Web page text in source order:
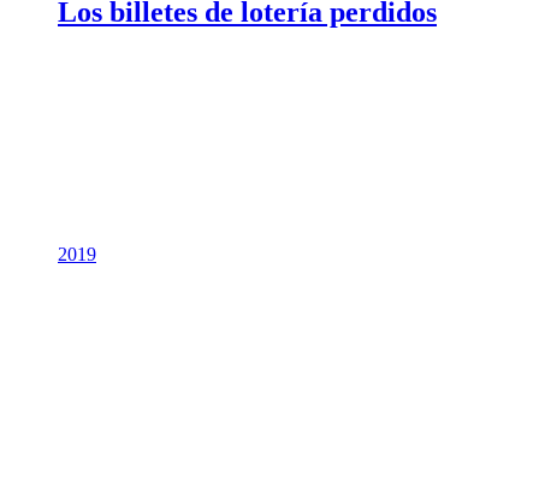
Los billetes de lotería perdidos
2019